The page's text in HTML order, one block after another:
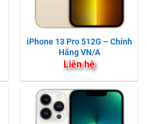
iPhone 13 Pro 512G – Chính
Hãng VN/A
Liên hệ